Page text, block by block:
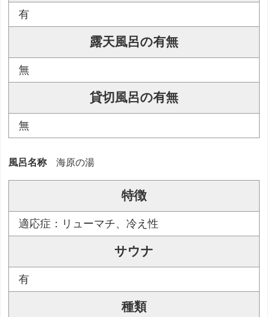
有
露天風呂の有無
無
貸切風呂の有無
無
風呂名称 海原の湯
特徴
適応症：リューマチ、冷え性
サウナ
有
種類